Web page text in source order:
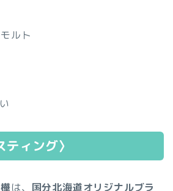
ルト
ティング〉
は、 国分北海道オリジナルブラ